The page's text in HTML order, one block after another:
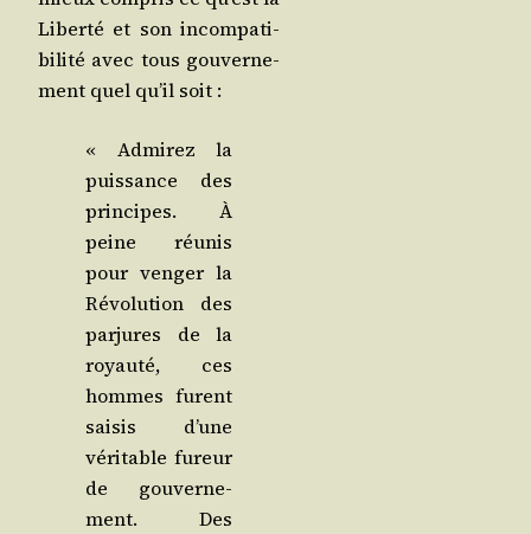
Liber­té et son incom­pa­ti­
bi­li­té avec tous gou­ver­ne­
ment quel qu’il soit :
« Admi­rez la
puis­sance des
prin­cipes. À
peine réunis
pour ven­ger la
Révo­lu­tion des
par­jures de la
royau­té, ces
hommes furent
sai­sis d’une
véri­table fureur
de gou­ver­ne­
ment. Des